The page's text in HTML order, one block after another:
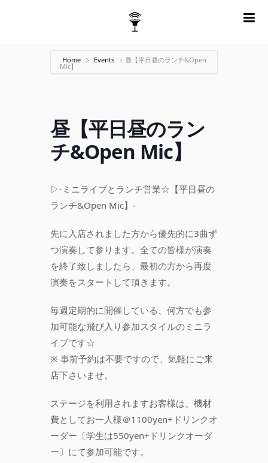
Home Events 昼【平日昼のランチ&Open
Mic】
昼【平日昼のラン
チ&Open Mic】
▷-ミニライブとランチ営業☆【平日昼の
ランチ&Open Mic】-
先に入店されました方から優先的に3曲ず
つ演奏して参ります。全ての皆様が演奏
を終了致しましたら、最初の方から再度
演奏をスタートして頂きます。
毎週定期的に開催している、何方でも参
加可能な飛び入り参加スタイルのミニラ
イブです☆
※ 事前予約は不要ですので、気軽にご来
店下さいませ。
ステージを利用されますお客様は、機材
費としてお一人様＠1100yen+ドリンクオ
ーダー〔学生は550yen+ドリンクオーダ
ー〕にて参加可能です。